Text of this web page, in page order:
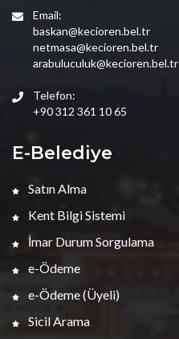
Email:
baskan@kecioren.bel.tr
netmasa@kecioren.bel.tr
arabuluculuk@kecioren.bel.tr
Telefon:
+90 312 361 10 65
E-Belediye
Satın Alma
Kent Bilgi Sistemi
İmar Durum Sorgulama
e-Ödeme
e-Ödeme (Üyeli)
Sicil Arama